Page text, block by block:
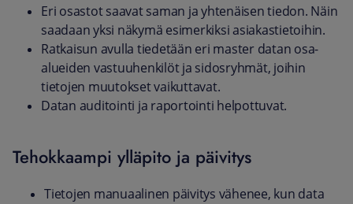
Eri osastot saavat saman ja yhtenäisen tiedon. Näin
saadaan yksi näkymä esimerkiksi asiakastietoihin.
Ratkaisun avulla tiedetään eri master datan osa-
alueiden vastuuhenkilöt ja sidosryhmät, joihin
tietojen muutokset vaikuttavat.
Datan auditointi ja raportointi helpottuvat.
Tehokkaampi ylläpito ja päivitys
Tietojen manuaalinen päivitys vähenee, kun data